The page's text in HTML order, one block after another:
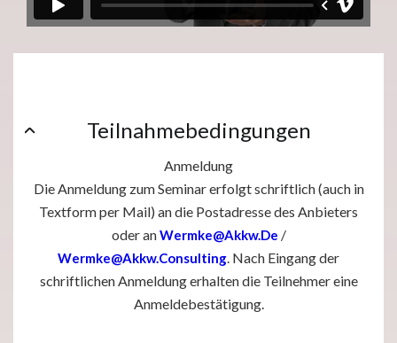
Teilnahmebedingungen
Anmeldung
Die Anmeldung zum Seminar erfolgt schriftlich (auch in
Textform per Mail) an die Postadresse des Anbieters
oder anWermke@akkw.de /
Wermke@akkw.consulting. Nach Eingang der
schriftlichen Anmeldung erhalten die Teilnehmer eine
Anmeldebestätigung.